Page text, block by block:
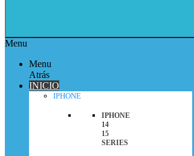
Menu
Menu
Atrás
INICIO
IPHONE
IPHONE
14
15
SERIES